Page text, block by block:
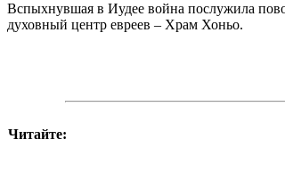
Вспыхнувшая в Иудее война послужила
духовный центр евреев – Храм Хоньо.
Читайте: